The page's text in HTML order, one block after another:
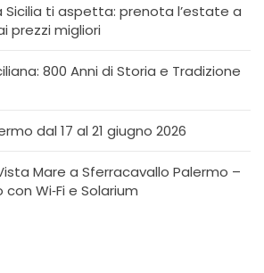
Sicilia ti aspetta: prenota l’estate a
prezzi migliori
800 Anni di Storia e Tradizione
dal 17 al 21 giugno 2026
Mare a Sferracavallo Palermo –
Wi‑Fi e Solarium